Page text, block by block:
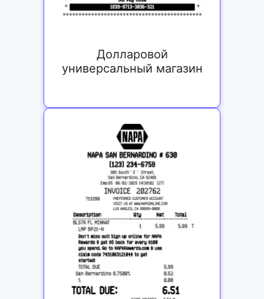
Долларовой
универсальный магазин